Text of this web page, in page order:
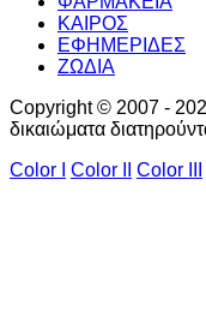
ΚΑΙΡΟΣ
ΕΦΗΜΕΡΙΔΕΣ
ΖΩΔΙΑ
Copyright © 2007 -
δικαιώματα
Color I
Color II Color III